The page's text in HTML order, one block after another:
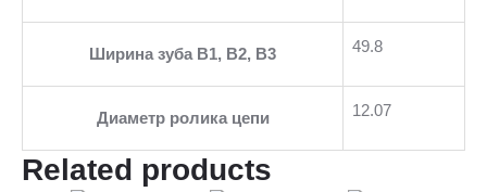
Ширина зуба В1, В2, В3 49.8
Диаметр ролика цепи 12.07
Related products